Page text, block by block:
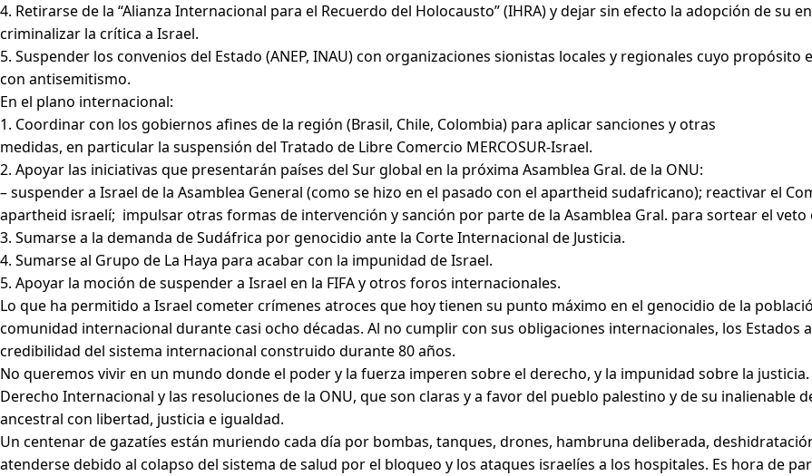
4. Retirarse de la “Alianza Internacional para el Recuerdo del Holocausto” (IHRA) y dejar sin efecto la adopción de su
criminalizar la crítica a Israel.
5. Suspender los convenios del Estado (ANEP, INAU) con organizaciones sionistas locales y regionales cuyo
con antisemitismo.
En el plano internacional:
1. Coordinar con los gobiernos afines de la región (Brasil, Chile, Colombia) para aplicar sanciones y otras
medidas, en particular la suspensión del Tratado de Libre Comercio MERCOSUR-Israel.
2. Apoyar las iniciativas que presentarán países del Sur global en la próxima Asamblea Gral. de la ONU:
– suspender a Israel de la Asamblea General (como se hizo en el pasado con el apartheid sudafricano); reactivar el
apartheid israelí; impulsar otras formas de intervención y sanción por parte de la Asamblea Gral. para sortear el veto
3. Sumarse a la demanda de Sudáfrica por genocidio ante la Corte Internacional de Justicia.
4. Sumarse al Grupo de La Haya para acabar con la impunidad de Israel.
5. Apoyar la moción de suspender a Israel en la FIFA y otros foros internacionales.
Lo que ha permitido a Israel cometer crímenes atroces que hoy tienen su punto máximo en el genocidio de la
comunidad internacional durante casi ocho décadas. Al no cumplir con sus obligaciones internacionales, los Estados
credibilidad del sistema internacional construido durante 80 años.
No queremos vivir en un mundo donde el poder y la fuerza imperen sobre el derecho, y la impunidad sobre la
Derecho Internacional y las resoluciones de la ONU, que son claras y a favor del pueblo palestino y de su inalienable
ancestral con libertad, justicia e igualdad.
Un centenar de gazatíes están muriendo cada día por bombas, tanques, drones, hambruna deliberada,
atenderse debido al colapso del sistema de salud por el bloqueo y los ataques israelíes a los hospitales. Es hora de